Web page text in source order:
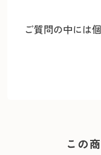
ご質問の中には
この